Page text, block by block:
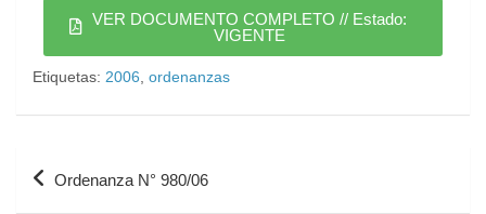
VER DOCUMENTO COMPLETO // Estado:
VIGENTE
Etiquetas: 2006 ordenanzas
Ordenanza N° 980/06